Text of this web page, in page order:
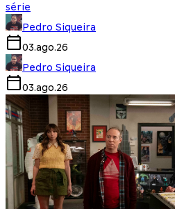
série
Pedro Siqueira
03.ago.26
Pedro Siqueira
03.ago.26